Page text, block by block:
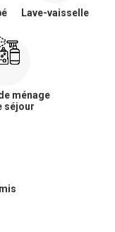
Lave-vaisselle
ménage
séjour